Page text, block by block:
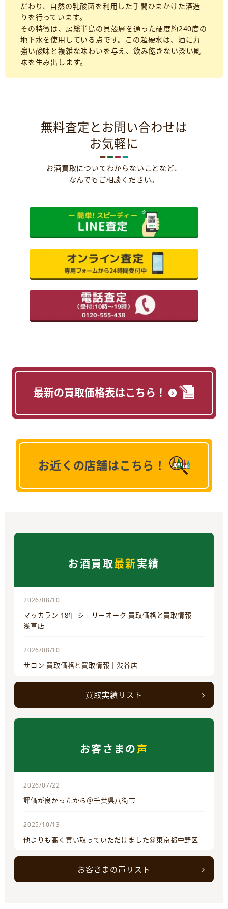
だわり、自然の乳酸菌を利用した手間ひまかけた酒造
りを行っています。
その特徴は、房総半島の貝殻層を通った硬度約240度の
地下水を使用している点です。この超硬水は、酒に力
強い酸味と複雑な味わいを与え、飲み飽きない深い風
味を生み出します。
無料査定とお問い合わせは
お気軽に
お酒買取についてわからないことなど、
なんでもご相談ください。
最新の買取価格表はこちら！
お近くの店舗はこちら！
お酒買取最新実績
2026/08/10
マッカラン 18年 シェリーオーク 買取価格と買取情報｜
浅草店
2026/08/10
サロン 買取価格と買取情報｜渋谷店
買取実績リスト
お客さまの声
2026/07/22
評価が良かったから＠千葉県八街市
2025/10/13
他よりも高く買い取っていただけました＠東京都中野区
お客さまの声リスト